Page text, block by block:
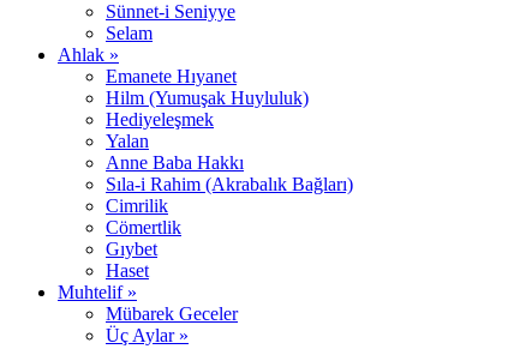
Sünnet-i Seniyye
Selam
Ahlak »
Emanete Hıyanet
Hilm (Yumuşak Huyluluk)
Hediyeleşmek
Yalan
Anne Baba Hakkı
Sıla-i Rahim (Akrabalık Bağları)
Cimrilik
Cömertlik
Gıybet
Haset
Muhtelif »
Mübarek Geceler
Üç Aylar »